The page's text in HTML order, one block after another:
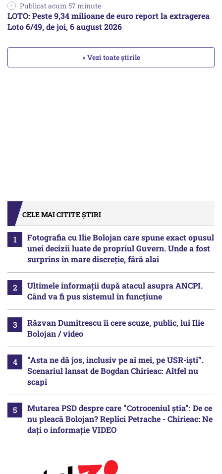
Publicat acum 57 minute
LOTO: Peste 9,34 milioane de euro report la extragerea
Loto 6/49, de joi, 6 august 2026
» Vezi toate știrile
CELE MAI CITITE ȘTIRI
Fotografia cu Ilie Bolojan care spune exact opusul
unei decizii luate de propriul Guvern. Unde a fost
surprins în mare discreție, fără alai
Ultimele informații după atacul asupra ANCPI.
Când va fi pus sistemul în funcțiune
Răzvan Dumitrescu îi cere scuze, public, lui Ilie
Bolojan / video
”Asta ne dă jos, inclusiv pe ai mei, pe USR-iști”.
Scenariul lansat de Bogdan Chirieac: Altfel nu
scapi
Mutarea PSD despre care ”Cotroceniul știa”: De ce
nu pleacă Bolojan? Replici Petrache - Chirieac: Ne
dați o informație VIDEO